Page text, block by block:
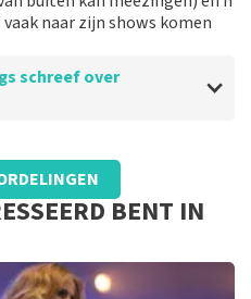
naar zijn shows komen
overTopTicketShop
verwijderd,
geholpen tijdens
reservering
BENT IN